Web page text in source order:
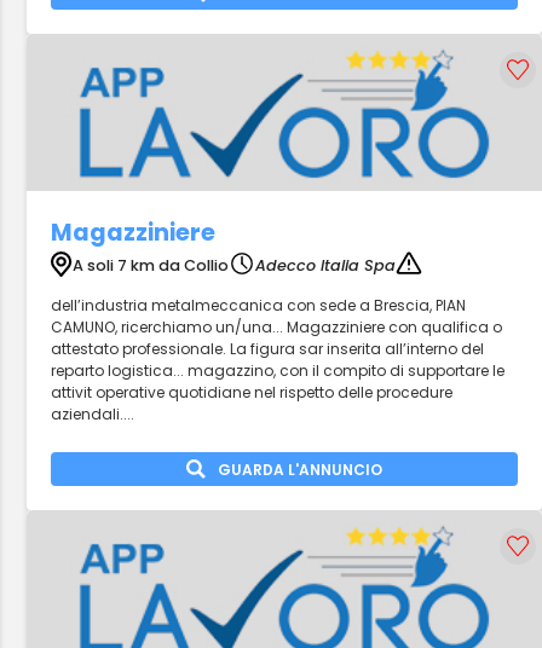
Magazziniere
A soli 7 km da Collio
Adecco Italia Spa
dell’industria metalmeccanica con sede a Brescia, PIAN
CAMUNO, ricerchiamo un/una... Magazziniere con qualifica o
attestato professionale. La figura sar inserita all’interno del
reparto logistica... magazzino, con il compito di supportare le
attivit operative quotidiane nel rispetto delle procedure
aziendali....
GUARDA L'ANNUNCIO